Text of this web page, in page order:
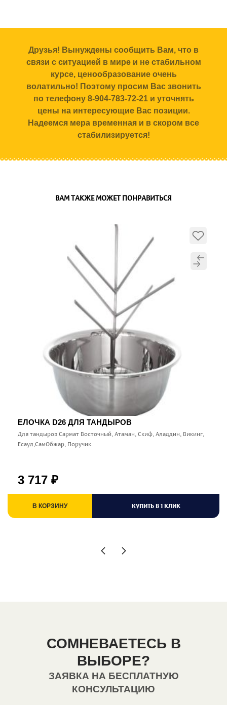
Друзья! Вынуждены сообщить Вам, что в
связи с ситуацией в мире и не стабильном
курсе, ценообразование очень
волатильно! Поэтому просим Вас звонить
по телефону 8-904-783-72-21 и уточнять
цены на интересующие Вас позиции.
Надеемся мера временная и в скором все
стабилизируется!
ВАМ ТАКЖЕ МОЖЕТ ПОНРАВИТЬСЯ
ЕЛОЧКА D26 ДЛЯ ТАНДЫРОВ
Для тандыров Сармат Восточный, Атаман, Скиф, Аладдин, Викинг,
Есаул,СамОбжар, Поручик.
3 717 ₽
В КОРЗИНУ КУПИТЬ В 1 КЛИК
СОМНЕВАЕТЕСЬ В
ВЫБОРЕ?
ЗАЯВКА НА БЕСПЛАТНУЮ
КОНСУЛЬТАЦИЮ